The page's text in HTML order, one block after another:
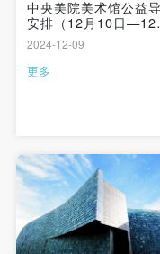
中央美院美术馆公益
安排（12月10日—12
15日）| 志愿者持续招
2024-12-09
更多
验证码
可使用